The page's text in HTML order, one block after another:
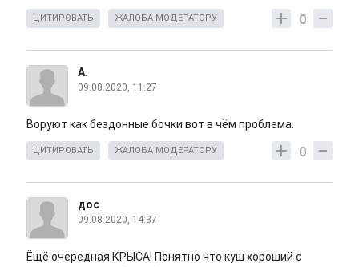
0
ЦИТИРОВАТЬ ЖАЛОБА МОДЕРАТОРУ
А.
09.08.2020, 11:27
Воруют как бездонные бочки вот в чём проблема.
0
ЦИТИРОВАТЬ ЖАЛОБА МОДЕРАТОРУ
дос
09.08.2020, 14:37
Ёщё очередная КРЫСА! Понятно что куш хороший с